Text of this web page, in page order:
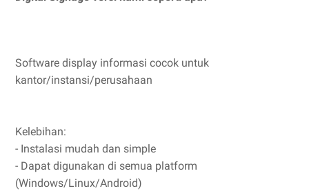
Software display informasi cocok untuk
kantor/instansi/perusahaan
Kelebihan:
- Instalasi mudah dan simple
- Dapat digunakan di semua platform
(Windows/Linux/Android)